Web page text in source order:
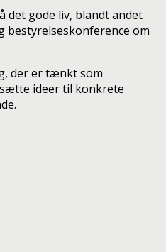
det gode liv, blandt andet
bestyrelseskonference om
der er tænkt som
ideer til konkrete